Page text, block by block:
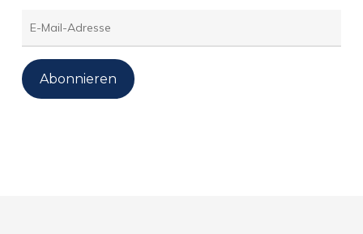
E-
Mail-
Adresse
Abonnieren